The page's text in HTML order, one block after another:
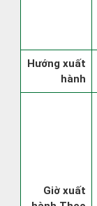
Hướng xuất
hành
Giờ xuất